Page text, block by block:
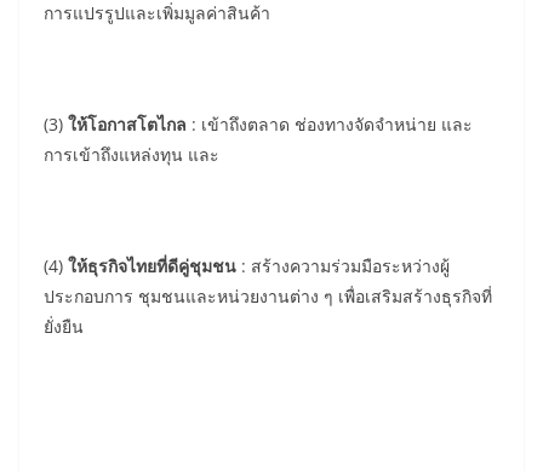
การแปรรูปและเพิ่มมูลค่าสินค้า
(3) ให้โอกาสโตไกล : เข้าถึงตลาด ช่องทางจัดจำหน่าย และ
การเข้าถึงแหล่งทุน และ
(4) ให้ธุรกิจไทยที่ดีคู่ชุมชน : สร้างความร่วมมือระหว่างผู้
ประกอบการ ชุมชนและหน่วยงานต่าง ๆ เพื่อเสริมสร้างธุรกิจที่
ยั่งยืน